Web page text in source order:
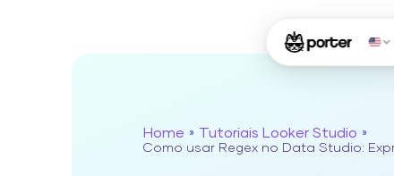
Home » Tutoriais Looker Studio »
Como usar Regex no Data Studio: